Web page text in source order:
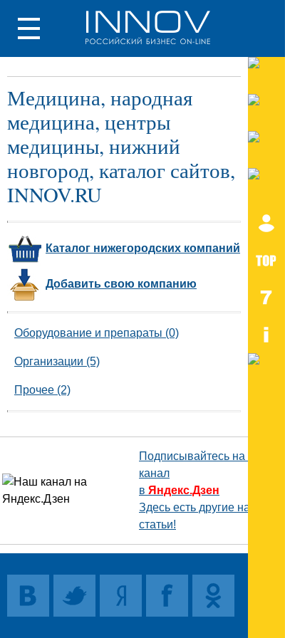
Медицина, народная
медицина, центры
медицины, нижний
новгород, каталог сайтов,
INNOV.RU
Каталог нижегородских компаний
Добавить свою компанию
Оборудование и препараты (0)
Организации (5)
Прочее (2)
Подписывайтесь на наш
канал
в Яндекс.Дзен
Здесь есть другие наши
статьи!